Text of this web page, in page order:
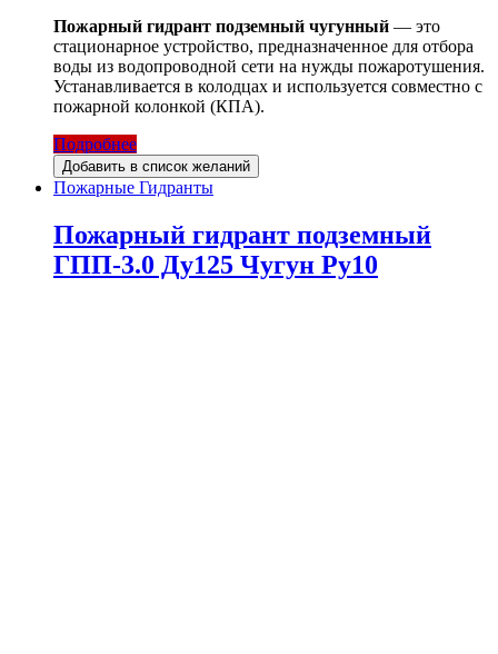
Пожарный гидрант подземный чугунный — это
стационарное устройство, предназначенное для отбора
воды из водопроводной сети на нужды пожаротушения.
Устанавливается в колодцах и используется совместно с
пожарной колонкой (КПА).
Подробнее
Добавить в список желаний
Пожарные Гидранты
Пожарный гидрант подземный
ГПП-3.0 Ду125 Чугун Ру10